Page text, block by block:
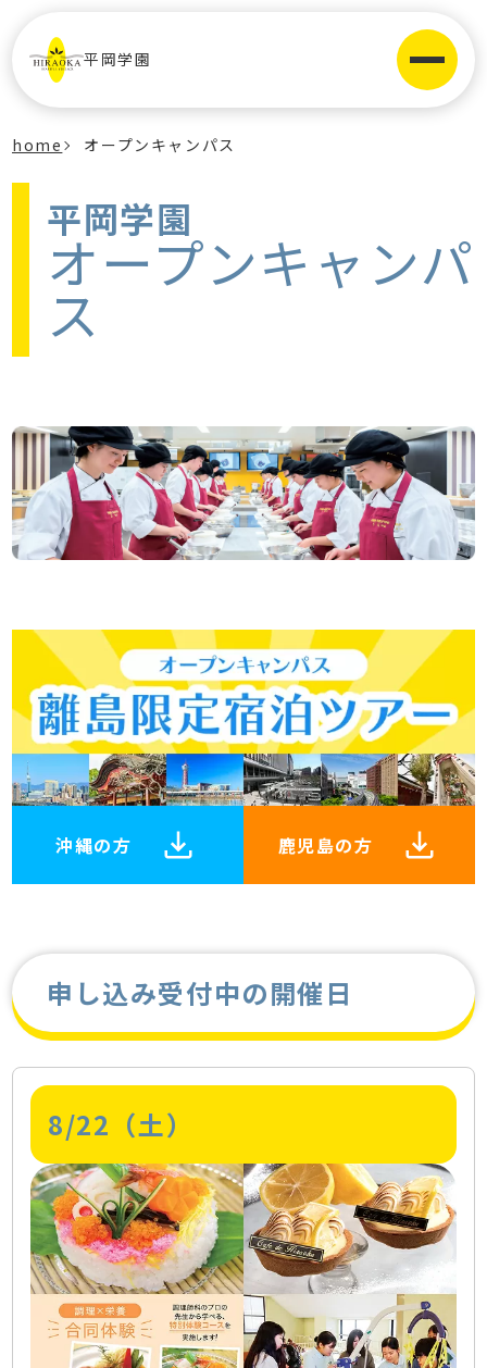
平岡学園
home オープンキャンパス
平岡学園
オープンキャンパ
ス
沖縄の方 鹿児島の方
申し込み受付中の開催日
8/22（土）